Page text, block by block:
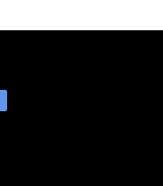
channel/